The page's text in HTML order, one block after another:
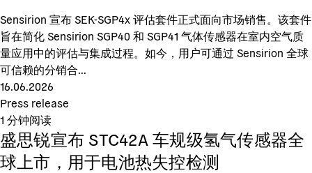
Sensirion 宣布 SEK-SGP4x 评估套件正式面向市场销售。该套件
旨在简化 Sensirion SGP40 和 SGP41 气体传感器在室内空气质
量应用中的评估与集成过程。如今，用户可通过 Sensirion 全球
可信赖的分销合...
16.06.2026
Press release
1 分钟阅读
盛思锐宣布 STC42A 车规级氢气传感器全
球上市，用于电池热失控检测